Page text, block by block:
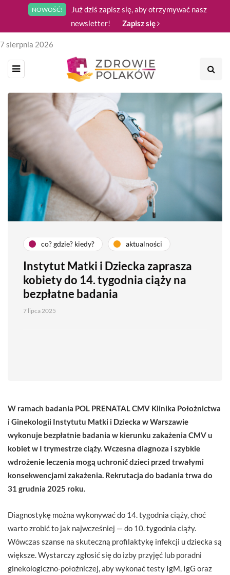
NOWOŚĆ!
Już dziś zapisz się, aby otrzymywać nasz
newsletter!
Zapisz się
7 sierpnia 2026
co? gdzie? kiedy? aktualności
Instytut Matki i Dziecka zaprasza
kobiety do 14. tygodnia ciąży na
bezpłatne badania
7 lipca 2025
W ramach badania POL PRENATAL CMV Klinika Położnictwa
i Ginekologii Instytutu Matki i Dziecka w Warszawie
wykonuje bezpłatnie badania w kierunku zakażenia CMV u
kobiet w I trymestrze ciąży. Wczesna diagnoza i szybkie
wdrożenie leczenia mogą uchronić dzieci przed trwałymi
konsekwencjami zakażenia. Rekrutacja do badania trwa do
31 grudnia 2025 roku.
Diagnostykę można wykonywać do 14. tygodnia ciąży, choć
warto zrobić to jak najwcześniej — do 10. tygodnia ciąży.
Wówczas szanse na skuteczną profilaktykę infekcji u dziecka są
większe. Wystarczy zgłosić się do izby przyjęć lub poradni
ginekologiczno-położniczej, aby wykonać testy IgM, IgG oraz